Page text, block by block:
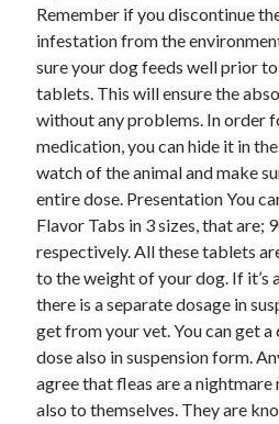
Remember if you discontinue
infestation from the
sure your dog feeds well prior
tablets. This will ensure the
without any problems. In order
medication, you can hide it in
watch of the animal and make
entire dose. Presentation You
Flavor Tabs in 3 sizes, that are;
respectively. All these tablets
to the weight of your dog. If it’s
there is a separate dosage in
get from your vet. You can get
dose also in suspension form.
agree that fleas are a
also to themselves. They are